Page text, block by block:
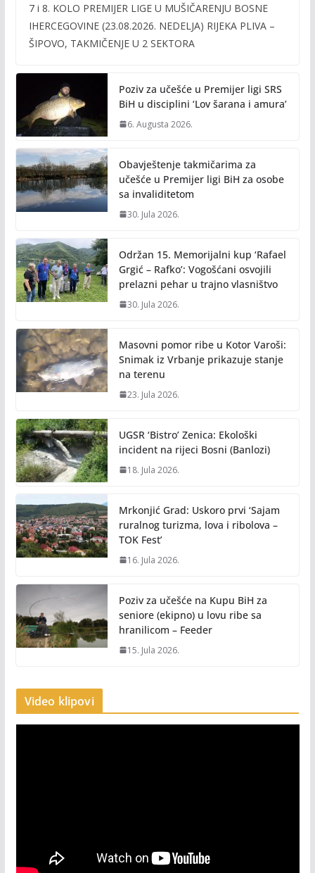
e
b
o
k
itt
er
ai
l
p
y
n
k
7 i 8. KOLO PREMIJER LIGE U MUŠIČARENJU BOSNE
IHERCEGOVINE (23.08.2026. NEDELJA) RIJEKA PLIVA –
ŠIPOVO, TAKMIČENJE U 2 SEKTORA
Poziv za učešće u Premijer ligi SRS
BiH u disciplini ‘Lov šarana i amura’
6. Augusta 2026.
Obavještenje takmičarima za
učešće u Premijer ligi BiH za osobe
sa invaliditetom
30. Jula 2026.
Održan 15. Memorijalni kup ‘Rafael
Grgić – Rafko’: Vogošćani osvojili
prelazni pehar u trajno vlasništvo
30. Jula 2026.
Masovni pomor ribe u Kotor Varoši:
Snimak iz Vrbanje prikazuje stanje
na terenu
23. Jula 2026.
UGSR ‘Bistro’ Zenica: Ekološki
incident na rijeci Bosni (Banlozi)
18. Jula 2026.
Mrkonjić Grad: Uskoro prvi ‘Sajam
ruralnog turizma, lova i ribolova –
TOK Fest’
16. Jula 2026.
Poziv za učešće na Kupu BiH za
seniore (ekipno) u lovu ribe sa
hranilicom – Feeder
15. Jula 2026.
Video klipovi